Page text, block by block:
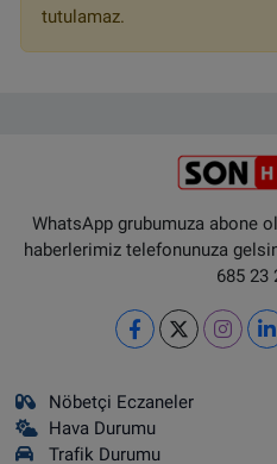
tutulamaz.
WhatsApp grubumuza abone
haberlerimiz telefonunuza
685 23
Nöbetçi Eczaneler
Hava Durumu
Trafik Durumu